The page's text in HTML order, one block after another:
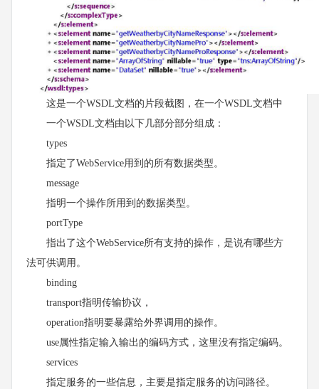
这是一个WSDL文档的片段截图，在一个WSDL文档中
一个WSDL文档由以下几部分部分组成：
types
指定了WebService用到的所有数据类型。
message
指明一个操作所用到的数据类型。
portType
指出了这个WebService所有支持的操作，是说有哪些方
法可供调用。
binding
transport指明传输协议，
operation指明要暴露给外界调用的操作。
use属性指定输入输出的编码方式，这里没有指定编码。
services
指定服务的一些信息，主要是指定服务的访问路径。